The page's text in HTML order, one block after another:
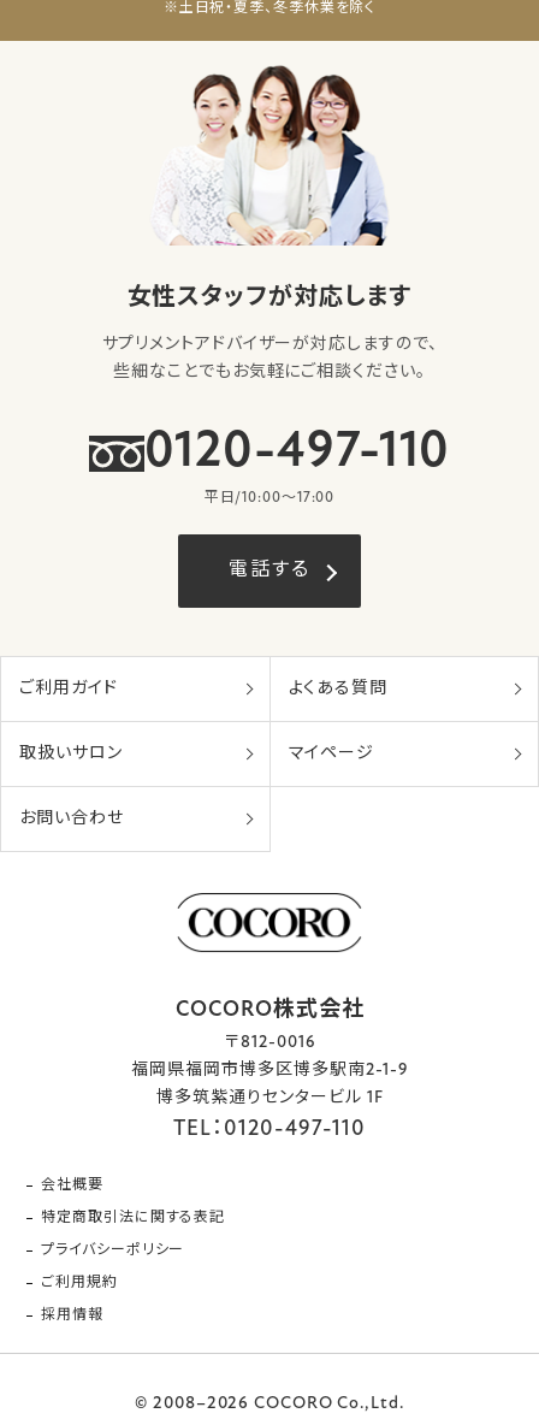
※土日祝・夏季、冬季休業を除く
女性スタッフが対応します
サプリメントアドバイザーが対応しますので、
些細なことでもお気軽にご相談ください。
0120-497-110
平日/10:00〜17:00
電話する
ご利用ガイド よくある質問
取扱いサロン マイページ
お問い合わせ
COCORO株式会社
〒812-0016
福岡県福岡市博多区博多駅南2-1-9
博多筑紫通りセンタービル 1F
TEL：0120-497-110
会社概要
特定商取引法に関する表記
プライバシーポリシー
ご利用規約
採用情報
© 2008–2026 COCORO Co.,Ltd.